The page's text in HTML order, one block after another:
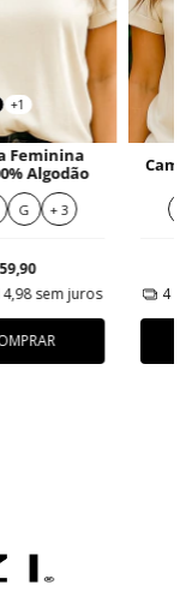
+1
Feminina
Algodão
G + 3
sem juros 4